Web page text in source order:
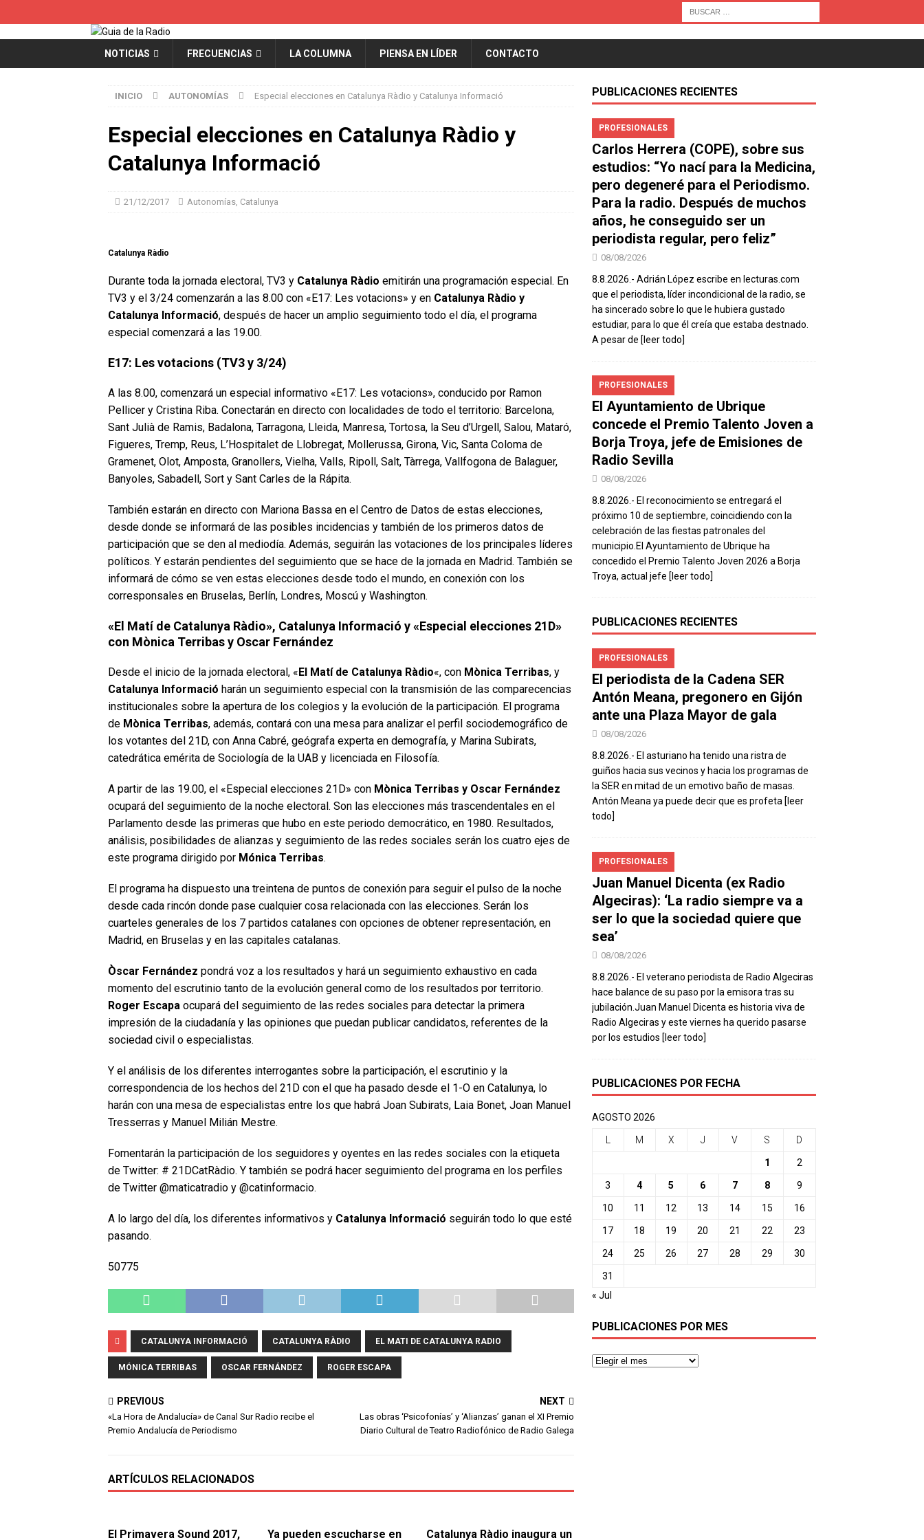
NOTICIAS FRECUENCIAS LA COLUMNA PIENSA EN LÍDER CONTACTO
INICIO AUTONOMÍAS Especial elecciones en Catalunya Ràdio y Catalunya Informació
Especial elecciones en Catalunya Ràdio y
Catalunya Informació
21/12/2017 Autonomías, Catalunya
Catalunya Ràdio
Durante toda la jornada electoral, TV3 y Catalunya Ràdio emitirán una programación especial. En
TV3 y el 3/24 comenzarán a las 8.00 con «E17: Les votacions» y en Catalunya Ràdio y
Catalunya Informació, después de hacer un amplio seguimiento todo el día, el programa
especial comenzará a las 19.00.
E17: Les votacions (TV3 y 3/24)
A las 8.00, comenzará un especial informativo «E17: Les votacions», conducido por Ramon
Pellicer y Cristina Riba. Conectarán en directo con localidades de todo el territorio: Barcelona,
Sant Julià de Ramis, Badalona, Tarragona, Lleida, Manresa, Tortosa, la Seu d’Urgell, Salou, Mataró,
Figueres, Tremp, Reus, L’Hospitalet de Llobregat, Mollerussa, Girona, Vic, Santa Coloma de
Gramenet, Olot, Amposta, Granollers, Vielha, Valls, Ripoll, Salt, Tàrrega, Vallfogona de Balaguer,
Banyoles, Sabadell, Sort y Sant Carles de la Rápita.
También estarán en directo con Mariona Bassa en el Centro de Datos de estas elecciones,
desde donde se informará de las posibles incidencias y también de los primeros datos de
participación que se den al mediodía. Además, seguirán las votaciones de los principales líderes
políticos. Y estarán pendientes del seguimiento que se hace de la jornada en Madrid. También se
informará de cómo se ven estas elecciones desde todo el mundo, en conexión con los
corresponsales en Bruselas, Berlín, Londres, Moscú y Washington.
«El Matí de Catalunya Ràdio», Catalunya Informació y «Especial elecciones 21D»
con Mònica Terribas y Oscar Fernández
Desde el inicio de la jornada electoral, «El Matí de Catalunya Ràdio«, con Mònica Terribas, y
Catalunya Informació harán un seguimiento especial con la transmisión de las comparecencias
institucionales sobre la apertura de los colegios y la evolución de la participación. El programa
de Mònica Terribas, además, contará con una mesa para analizar el perfil sociodemográfico de
los votantes del 21D, con Anna Cabré, geógrafa experta en demografía, y Marina Subirats,
catedrática emérita de Sociología de la UAB y licenciada en Filosofía.
A partir de las 19.00, el «Especial elecciones 21D» con Mònica Terribas y Oscar Fernández
ocupará del seguimiento de la noche electoral. Son las elecciones más trascendentales en el
Parlamento desde las primeras que hubo en este periodo democrático, en 1980. Resultados,
análisis, posibilidades de alianzas y seguimiento de las redes sociales serán los cuatro ejes de
este programa dirigido por Mónica Terribas.
El programa ha dispuesto una treintena de puntos de conexión para seguir el pulso de la noche
desde cada rincón donde pase cualquier cosa relacionada con las elecciones. Serán los
cuarteles generales de los 7 partidos catalanes con opciones de obtener representación, en
Madrid, en Bruselas y en las capitales catalanas.
Òscar Fernández pondrá voz a los resultados y hará un seguimiento exhaustivo en cada
momento del escrutinio tanto de la evolución general como de los resultados por territorio.
Roger Escapa ocupará del seguimiento de las redes sociales para detectar la primera
impresión de la ciudadanía y las opiniones que puedan publicar candidatos, referentes de la
sociedad civil o especialistas.
Y el análisis de los diferentes interrogantes sobre la participación, el escrutinio y la
correspondencia de los hechos del 21D con el que ha pasado desde el 1-O en Catalunya, lo
harán con una mesa de especialistas entre los que habrá Joan Subirats, Laia Bonet, Joan Manuel
Tresserras y Manuel Milián Mestre.
Fomentarán la participación de los seguidores y oyentes en las redes sociales con la etiqueta
de Twitter: # 21DCatRàdio. Y también se podrá hacer seguimiento del programa en los perfiles
de Twitter @maticatradio y @catinformacio.
A lo largo del día, los diferentes informativos y Catalunya Informació seguirán todo lo que esté
pasando.
50775
CATALUNYA INFORMACIÓ CATALUNYA RÀDIO EL MATI DE CATALUNYA RADIO
MÓNICA TERRIBAS OSCAR FERNÁNDEZ ROGER ESCAPA
PREVIOUS
«La Hora de Andalucía» de Canal Sur Radio recibe el
Premio Andalucía de Periodismo
NEXT
Las obras ‘Psicofonías’ y ‘Alianzas’ ganan el XI Premio
Diario Cultural de Teatro Radiofónico de Radio Galega
ARTÍCULOS RELACIONADOS
El Primavera Sound 2017, Ya pueden escucharse en Catalunya Ràdio inaugura un
PUBLICACIONES RECIENTES
PROFESIONALES
Carlos Herrera (COPE), sobre sus
estudios: “Yo nací para la Medicina,
pero degeneré para el Periodismo.
Para la radio. Después de muchos
años, he conseguido ser un
periodista regular, pero feliz”
08/08/2026
8.8.2026.- Adrián López escribe en lecturas.com
que el periodista, líder incondicional de la radio, se
ha sincerado sobre lo que le hubiera gustado
estudiar, para lo que él creía que estaba destnado.
A pesar de [leer todo]
PROFESIONALES
El Ayuntamiento de Ubrique
concede el Premio Talento Joven a
Borja Troya, jefe de Emisiones de
Radio Sevilla
08/08/2026
8.8.2026.- El reconocimiento se entregará el
próximo 10 de septiembre, coincidiendo con la
celebración de las fiestas patronales del
municipio.El Ayuntamiento de Ubrique ha
concedido el Premio Talento Joven 2026 a Borja
Troya, actual jefe [leer todo]
PUBLICACIONES RECIENTES
PROFESIONALES
El periodista de la Cadena SER
Antón Meana, pregonero en Gijón
ante una Plaza Mayor de gala
08/08/2026
8.8.2026.- El asturiano ha tenido una ristra de
guiños hacia sus vecinos y hacia los programas de
la SER en mitad de un emotivo baño de masas.
Antón Meana ya puede decir que es profeta [leer
todo]
PROFESIONALES
Juan Manuel Dicenta (ex Radio
Algeciras): ‘La radio siempre va a
ser lo que la sociedad quiere que
sea’
08/08/2026
8.8.2026.- El veterano periodista de Radio Algeciras
hace balance de su paso por la emisora tras su
jubilación.Juan Manuel Dicenta es historia viva de
Radio Algeciras y este viernes ha querido pasarse
por los estudios [leer todo]
PUBLICACIONES POR FECHA
AGOSTO 2026
M X J V S D
1 2
3 4 5 6 7 8 9
10 11 12 13 14 15 16
17 18 19 20 21 22 23
24 25 26 27 28 29 30
31
« Jul
PUBLICACIONES POR MES